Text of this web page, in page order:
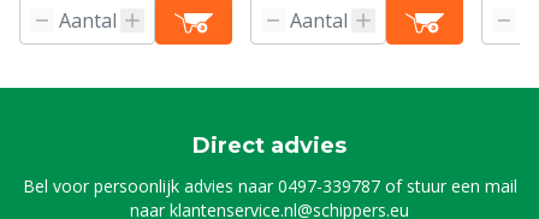
Direct advies
Bel voor persoonlijk advies naar0497-339787of stuur een mail
naarklantenservice.nl@schippers.eu